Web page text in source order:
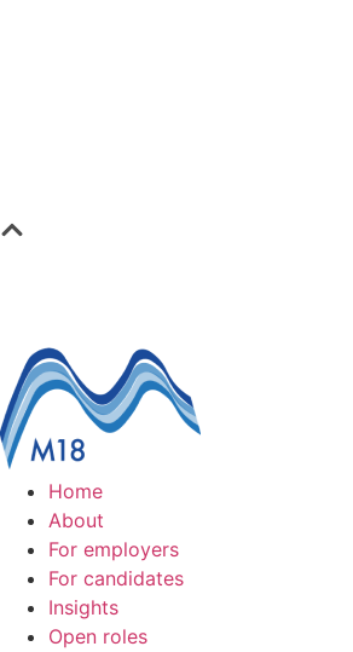
Home
About
For employers
For candidates
Insights
Open roles